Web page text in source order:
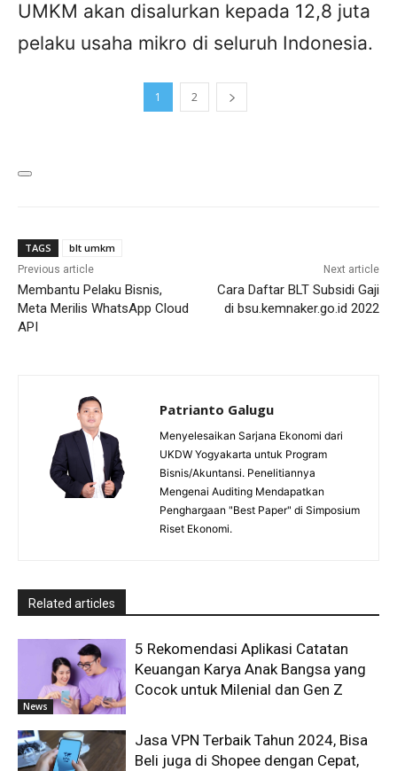
UMKM akan disalurkan kepada 12,8 juta
pelaku usaha mikro di seluruh Indonesia.
1 2
TAGS blt umkm
Previous article
Membantu Pelaku Bisnis,
Meta Merilis WhatsApp Cloud
API
Next article
Cara Daftar BLT Subsidi Gaji
di bsu.kemnaker.go.id 2022
Patrianto Galugu
Menyelesaikan Sarjana Ekonomi dari
UKDW Yogyakarta untuk Program
Bisnis/Akuntansi. Penelitiannya
Mengenai Auditing Mendapatkan
Penghargaan "Best Paper" di Simposium
Riset Ekonomi.
Related articles
News
5 Rekomendasi Aplikasi Catatan
Keuangan Karya Anak Bangsa yang
Cocok untuk Milenial dan Gen Z
Jasa VPN Terbaik Tahun 2024, Bisa
Beli juga di Shopee dengan Cepat,